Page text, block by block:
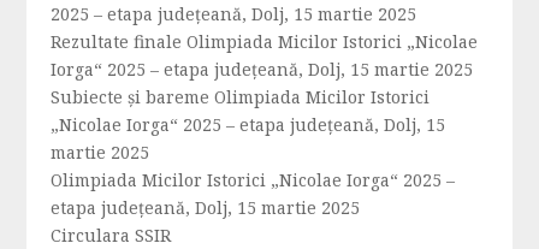
2025 – etapa județeană, Dolj, 15 martie 2025
Rezultate finale Olimpiada Micilor Istorici „Nicolae
Iorga“ 2025 – etapa județeană, Dolj, 15 martie 2025
Subiecte și bareme Olimpiada Micilor Istorici
„Nicolae Iorga“ 2025 – etapa județeană, Dolj, 15
martie 2025
Olimpiada Micilor Istorici „Nicolae Iorga“ 2025 –
etapa județeană, Dolj, 15 martie 2025
Circulara SSIR